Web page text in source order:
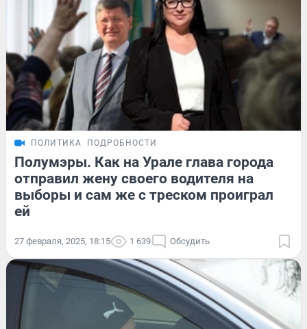
ПОЛИТИКА ПОДРОБНОСТИ
Полумэры. Как на Урале глава города
отправил жену своего водителя на
выборы и сам же с треском проиграл
ей
27 февраля, 2025, 18:15 1 639 Обсудить